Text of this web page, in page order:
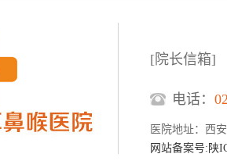
[院长信箱]
电话：
医院地址：西
网站备案号:陕